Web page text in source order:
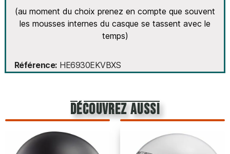
(au moment du choix prenez en compte que souvent
les mousses internes du casque se tassent avec le
temps)
Référence HE6930EKVBXS
découvrez aussi